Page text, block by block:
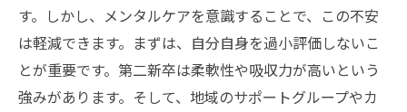
す。しかし、メンタルケアを意識することで、この不安
は軽減できます。まずは、自分自身を過小評価しないこ
とが重要です。第二新卒は柔軟性や吸収力が高いという
強みがあります。そして、地域のサポートグループやカ